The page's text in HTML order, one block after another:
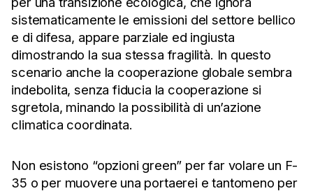
sistematicamente le emissioni del settore bellico
e di difesa, appare parziale ed ingiusta
dimostrando la sua stessa fragilità. In questo
scenario anche la cooperazione globale sembra
indebolita, senza fiducia la cooperazione si
sgretola, minando la possibilità di un’azione
climatica coordinata.
Non esistono “opzioni green” per far volare un F-
35 o per muovere una portaerei e tantomeno per